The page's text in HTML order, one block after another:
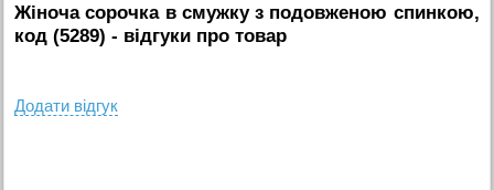
Жіноча сорочка в смужку з подовженою спинкою,
код (5289) - вiдгуки про товар
Додати вiдгук